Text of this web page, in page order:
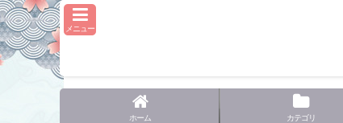
メニュー
ホーム カテゴリ